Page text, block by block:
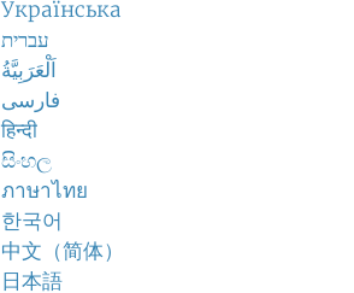
Українська
עברית
اَلْعَرَبِيَّةُ
فارسی
हिन्दी
සිංහල
ภาษาไทย
한국어
中文（简体）
日本語